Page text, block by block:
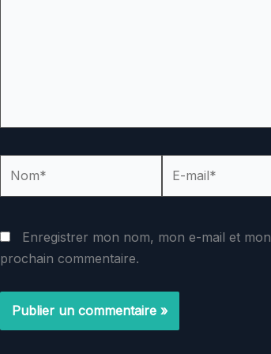
Enregistrer mon nom, mon e-mail et
prochain commentaire.